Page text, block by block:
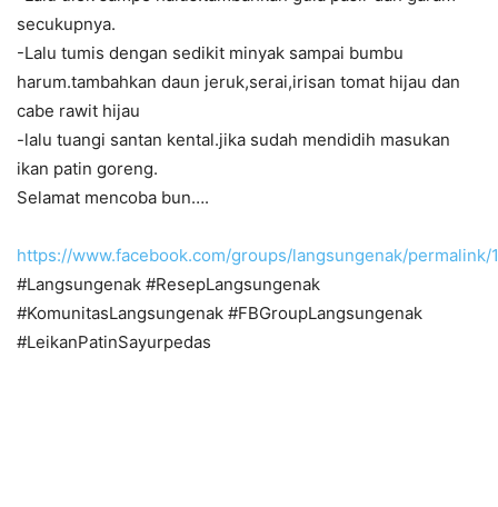
secukupnya.
-Lalu tumis dengan sedikit minyak sampai bumbu
harum.tambahkan daun jeruk,serai,irisan tomat hijau dan
cabe rawit hijau
-lalu tuangi santan kental.jika sudah mendidih masukan
ikan patin goreng.
Selamat mencoba bun….
https://www.facebook.com/groups/langsungenak/
#Langsungenak #ResepLangsungenak
#KomunitasLangsungenak #FBGroupLangsungenak
#LeikanPatinSayurpedas